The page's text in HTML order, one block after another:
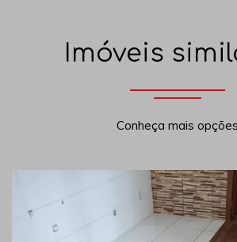
Imóveis
Conheça mais opções